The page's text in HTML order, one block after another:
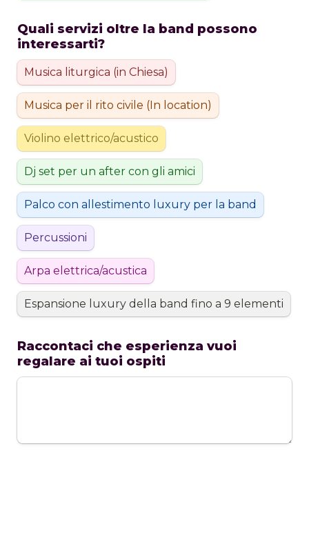
Quali servizi oltre la band possono
interessarti?
Musica liturgica (in Chiesa)
Musica per il rito civile (In location)
Violino elettrico/acustico
Dj set per un after con gli amici
Palco con allestimento luxury per la band
Percussioni
Arpa elettrica/acustica
Espansione luxury della band fino a 9 elementi
Raccontaci che esperienza vuoi
regalare ai tuoi ospiti